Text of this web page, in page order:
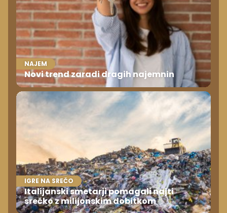
NAJEM
Novi trend zaradi dragih najemnin
IGRE NA SREČO
Italijanski smetarji pomagali najti
srečko z milijonskim dobitkom